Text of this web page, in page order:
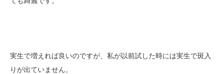
実生で増えれば良いのですが、私が以前試した時には実生で斑入
りが出ていません。